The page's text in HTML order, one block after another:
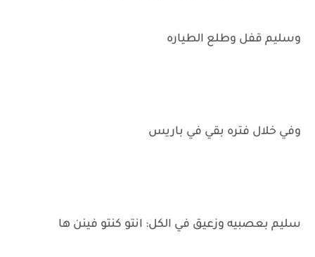
وسليم قفل وطلع الطياره
وفي خلال فتره بقي في باريس
سليم بعصبيه وزعيق في الكل: انتو كنتو فينن ها